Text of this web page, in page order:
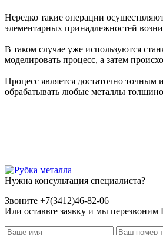
Нередко такие операции
элементарных принадлежностей
В таком случае уже используются
моделировать процесс, а затем
Процесс является достаточно точным
обрабатывать любые металлы
Нужна консультация специалиста?
Звоните +7(3412)46-82-06
Или оставьте заявку и мы